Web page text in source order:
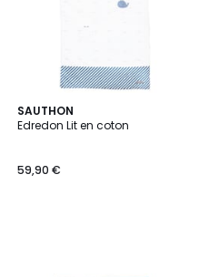
SAUTHON
Edredon Lit en coton
59,90 €